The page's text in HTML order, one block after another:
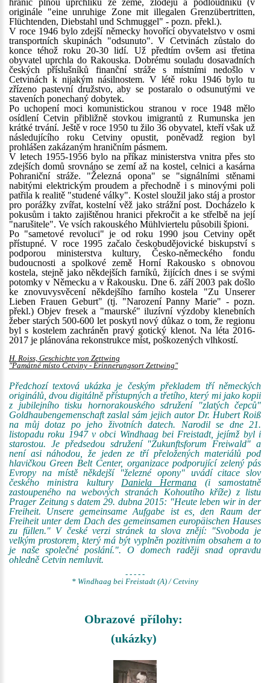
hranic plnou uprchlíků ze země, zlodějů a podloudníků (v
originále "eine unruhige Zone mit illegalen Grenzübertritten,
Flüchtenden, Diebstahl und Schmuggel" - pozn. překl.).
V roce 1946 bylo zdejší německy hovořící obyvatelstvo v osmi
transportních skupinách "odsunuto". V Cetvinách zůstalo do
konce téhož roku 20-30 lidí. Už předtím ovšem asi třetina
obyvatel uprchla do Rakouska. Dobrému souladu dosavadních
českých příslušníků finanční stráže s místními nedošlo v
Cetvinách k nijakým násilnostem. V létě roku 1946 bylo tu
zřízeno pastevní družstvo, aby se postaralo o odsunutými ve
staveních ponechaný dobytek.
Po uchopení moci komunistickou stranou v roce 1948 mělo
osídlení Cetvin přibližně stovkou imigrantů z Rumunska jen
krátké trvání. Ještě v roce 1950 tu žilo 36 obyvatel, kteří však už
následujícího roku Cetviny opustit, poněvadž region byl
prohlášen zakázaným hraničním pásmem.
V letech 1955-1956 bylo na příkaz ministerstva vnitra přes sto
zdejších domů srovnáno se zemí až na kostel, celnici a kasárna
Pohraniční stráže. "Železná opona" se "signálními stěnami
nabitými elektrickým proudem a přechodně i s minovými poli
patřila k realitě "studené války". Kostel sloužil jako stáj a prostor
pro porážky zvířat, kostelní věž jako strážní post. Docházelo k
pokusům i takto zajištěnou hranici překročit a ke střelbě na její
"narušitele". Ve vsích rakouského Mühlviertelu působili špioni.
Po "sametové revoluci" je od roku 1990 jsou Cetviny opět
přístupné. V roce 1995 začalo českobudějovické biskupství s
podporou ministerstva kultury, Česko-německého fondu
budoucnosti a spolkové země Horní Rakousko s obnovou
kostela, stejně jako někdejších farníků, žijících dnes i se svými
potomky v Německu a v Rakousku. Dne 6. září 2003 pak došlo
ke znovuvysvěcení někdejšího farního kostela "Zu Unserer
Lieben Frauen Geburt" (tj. "Narození Panny Marie" - pozn.
překl.) Objev fresek a "maurské" iluzívní výzdoby klenebních
žeber starých 500-600 let poskytl nový důkaz o tom, že regionu
byl s kostelem zachráněn pravý gotický klenot. Na léta 2016-
2017 je plánována rekonstrukce míst, poškozených vlhkostí.
H. Roiss, Geschichte von Zettwing
"Památné místo Cetviny - Erinnerungsort Zettwing"
Předchozí textová ukázka je českým překladem tří německých
originálů, dvou digitálně přístupných a třetího, který mi jako kopii
z jubilejního tisku hornorakouského sdružení "zlatých čepců"
Goldhaubengemenschaft zaslal sám jejich autor Dr. Hubert Roiß
na můj dotaz po jeho životních datech. Narodil se dne 21.
listopadu roku 1947 v obci Windhaag bei Freistadt, jejímž byl i
starostou. Je předsedou sdružení "Zukunftsforum Freiwald" a
není asi náhodou, že jeden ze tří přeložených materiálů pod
hlavičkou Green Belt Center, organizace podporující zelený pás
Evropy na místě někdejší "železné opony" uvádí citace slov
českého ministra kultury Daniela Hermana (i samostatně
zastoupeného na webových stranách Kohoutího kříže) z listu
Prager Zeitung s datem 29. dubna 2015: "Heute leben wir in der
Freiheit. Unsere gemeinsame Aufgabe ist es, den Raum der
Freiheit unter dem Dach des gemeinsamen europäischen Hauses
zu füllen." V české verzi stránek ta slova znějí: "Svoboda je
velkým prostorem, který má být vyplněn pozitivním obsahem a to
je naše společné poslání.". O domech raději snad opravdu
ohledně Cetvin nemluvit.
- - - - -
* Windhaag bei Freistadt (A) / Cetviny
Obrazové přílohy:
(ukázky)